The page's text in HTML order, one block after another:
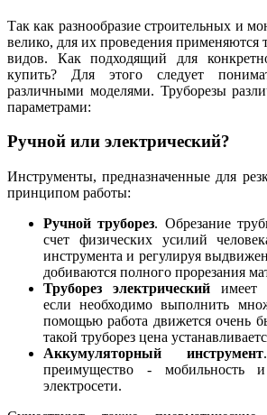
Так как разнообразие строительных и
велико, для их проведения применяются
видов. Как подходящий для
купить? Для этого следует
различными моделями. Труборезы
параметрами:
Ручной или электрический?
Инструменты, предназначенные для
принципом работы:
Ручной труборез. Обрезание
счет физических усилий
инструмента и регулируя
добиваются полного прорезания
Труборез электрическийимеет
если необходимо выполнить
помощью работа движется очень
такой труборез цена
Аккумуляторный инструмент
преимущество - мобильность
электросети.